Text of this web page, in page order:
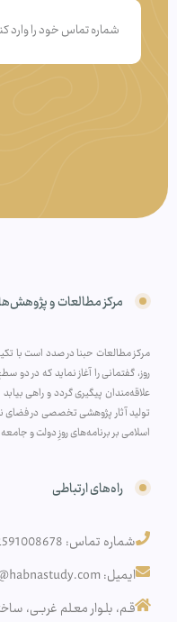
مرکز مطالعات و
مرکز مطالعات حبنا در صدد است با
روز، گفتمانی را آغاز نماید که در
اسلامی بر برنامه‌های روزِ دولت و جامعه
راه‌های ارتباطی
شماره تماس: 02591008678
ایمیل: info@habnastudy.com
قـم، بلـوار معـلم غربـی،